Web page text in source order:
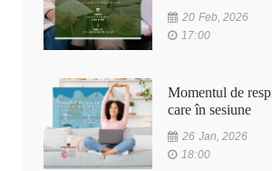
20 Feb, 2026
17:00
Momentul de
care în sesiune
26 Jan, 2026
18:00